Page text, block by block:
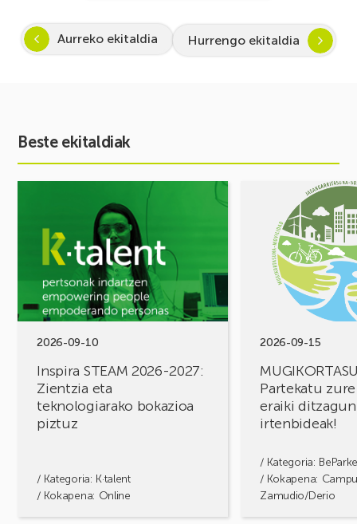
Aurreko ekitaldia Hurrengo ekitaldia
Beste ekitaldiak
2026-09-10
Inspira STEAM 2026-2027:
Zientzia eta
teknologiarako bokazioa
piztuz
/ Kategoria: K·talent
/ Kokapena: Online
STEAM
Zientzia
eta
teknologiarako
bokazioa
2026-09-15
Partekatu
eraiki ditzagun
irtenbideak!
/ Kategoria:
/ Kokapena:
Zamudio/Derio
MUGIKORTASUN
FOROA
Partekatu
erronkak,
irtenbideak!